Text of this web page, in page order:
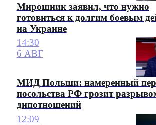
Мирошник заявил, что нужно
готовиться к долгим боевым
на Украине
14:30
6 АВГ
МИД Польши: намеренный
посольства РФ грозит
дипотношений
12:09